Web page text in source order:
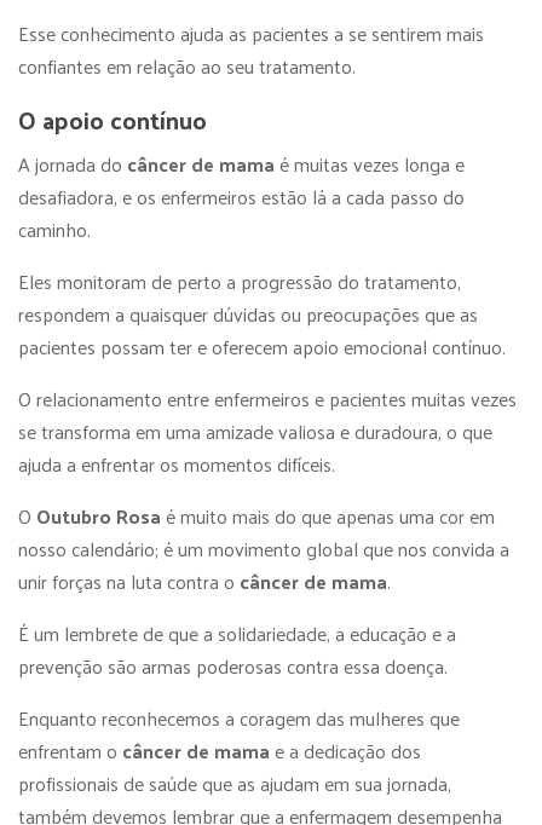
Esse conhecimento ajuda as pacientes a se sentirem mais
confiantes em relação ao seu tratamento.
O apoio contínuo
A jornada do câncer de mamaé muitas vezes longa e
desafiadora, e os enfermeiros estão lá a cada passo do
caminho.
Eles monitoram de perto a progressão do tratamento,
respondem a quaisquer dúvidas ou preocupações que as
pacientes possam ter e oferecem apoio emocional contínuo.
O relacionamento entre enfermeiros e pacientes muitas vezes
se transforma em uma amizade valiosa e duradoura, o que
ajuda a enfrentar os momentos difíceis.
O Outubro Rosaé muito mais do que apenas uma cor em
nosso calendário; é um movimento global que nos convida a
unir forças na luta contra o câncer de mama.
É um lembrete de que a solidariedade, a educação e a
prevenção são armas poderosas contra essa doença.
Enquanto reconhecemos a coragem das mulheres que
enfrentam o câncer de mamae a dedicação dos
profissionais de saúde que as ajudam em sua jornada,
também devemos lembrar que a enfermagem desempenha